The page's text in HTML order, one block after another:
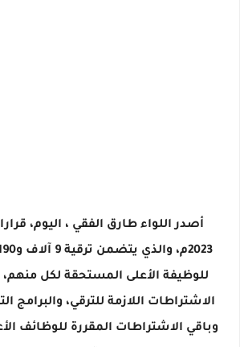
للوظيفة الأعلى المستحقة لكل منهم،
الاشتراطات اللازمة للترقي، والبرامج
وباقي الاشتراطات المقررة للوظائف